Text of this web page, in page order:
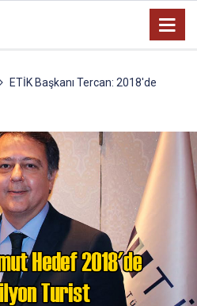
ETİK Başkanı Tercan: 2018'de